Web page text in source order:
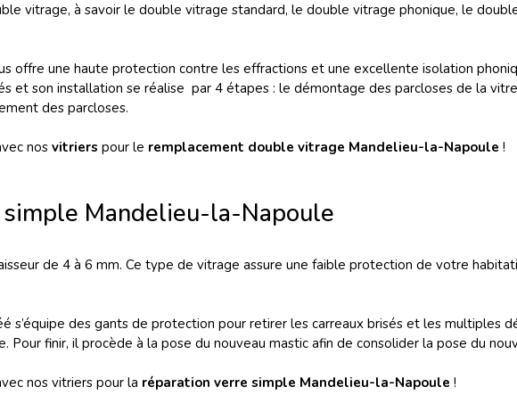
vitrage, à savoir le double vitrage standard, le double vitrage phonique, le
offre une haute protection contre les effractions et une excellente isolation
et son installation se réalise par 4 étapes : le démontage des parcloses de la
des parcloses.
nosvitriers pour le remplacement double vitrage Mandelieu-la-Napoule !
Mandelieu-la-Napoule
de 4 à 6 mm. Ce type de vitrage assure une faible protection de votre
s’équipe des gants de protection pour retirer les carreaux brisés et les multiples
Pour finir, il procède à la pose du nouveau mastic afin de consolider la pose du
nos vitriers pour la réparation verre simple Mandelieu-la-Napoule !